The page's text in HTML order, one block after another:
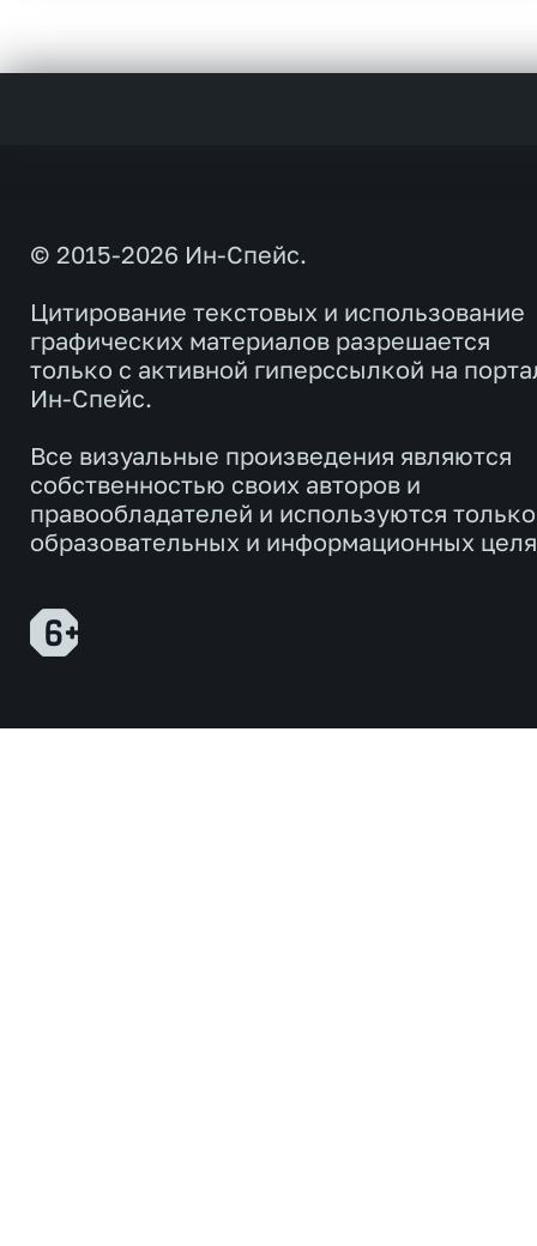
© 2015-2026 Ин-Спейс.
Цитирование текстовых и использование
графических материалов разрешается
только с активной гиперссылкой на
Ин-Спейс.
Все визуальные произведения являются
собственностью своих авторов и
правообладателей и используются
образовательных и информационных